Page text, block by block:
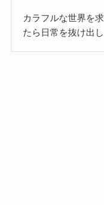
カラフルな世界を
たら日常を抜け出